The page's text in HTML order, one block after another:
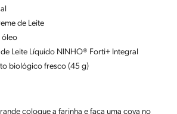
de Leite
óleo
Leite Líquido NINHO® Forti+ Integral
biológico fresco (45 g)
coloque a farinha e faça uma cova no